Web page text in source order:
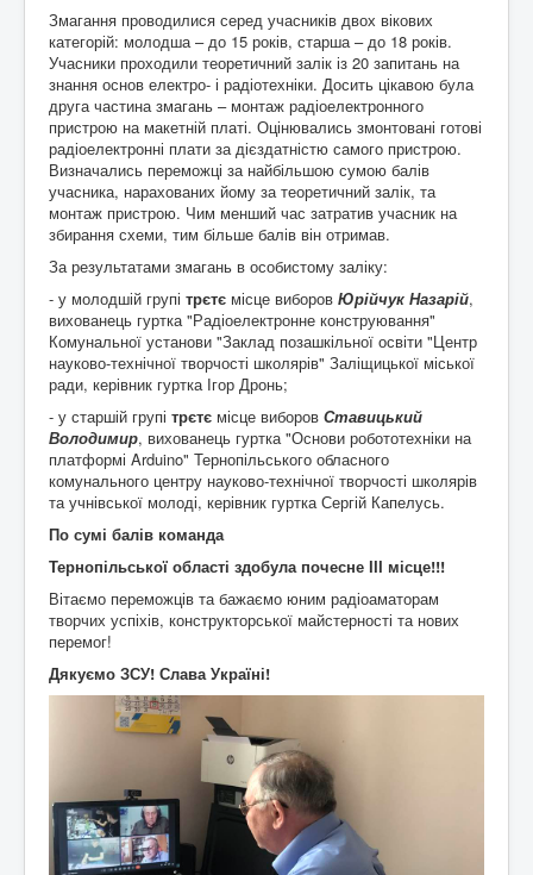
Змагання проводилися серед учасників двох вікових
категорій: молодша – до 15 років, старша – до 18 років.
Учасники проходили теоретичний залік із 20 запитань на
знання основ електро- і радіотехніки. Досить цікавою була
друга частина змагань – монтаж радіоелектронного
пристрою на макетній платі. Оцінювались змонтовані готові
радіоелектронні плати за дієздатністю самого пристрою.
Визначались переможці за найбільшою сумою балів
учасника, нарахованих йому за теоретичний залік, та
монтаж пристрою. Чим менший час затратив учасник на
збирання схеми, тим більше балів він отримав.
За результатами змагань в особистому заліку:
- у молодшій групі трєтє місце виборов Юрійчук Назарій,
вихованець гуртка "Радіоелектронне конструювання"
Комунальної установи "Заклад позашкільної освіти "Центр
науково-технічної творчості школярів" Заліщицької міської
ради, керівник гуртка Ігор Дронь;
- у старшій групі трєтє місце виборов Ставицький
Володимир, вихованець гуртка "Основи робототехніки на
платформі Arduino" Тернопільського обласного
комунального центру науково-технічної творчості школярів
та учнівської молоді, керівник гуртка Сергій Капелусь.
По сумі балів команда
Тернопільської області здобула почесне ІІІ місце!!!
Вітаємо переможців та бажаємо юним радіоаматорам
творчих успіхів, конструкторської майстерності та нових
перемог!
Дякуємо ЗСУ! Слава Україні!